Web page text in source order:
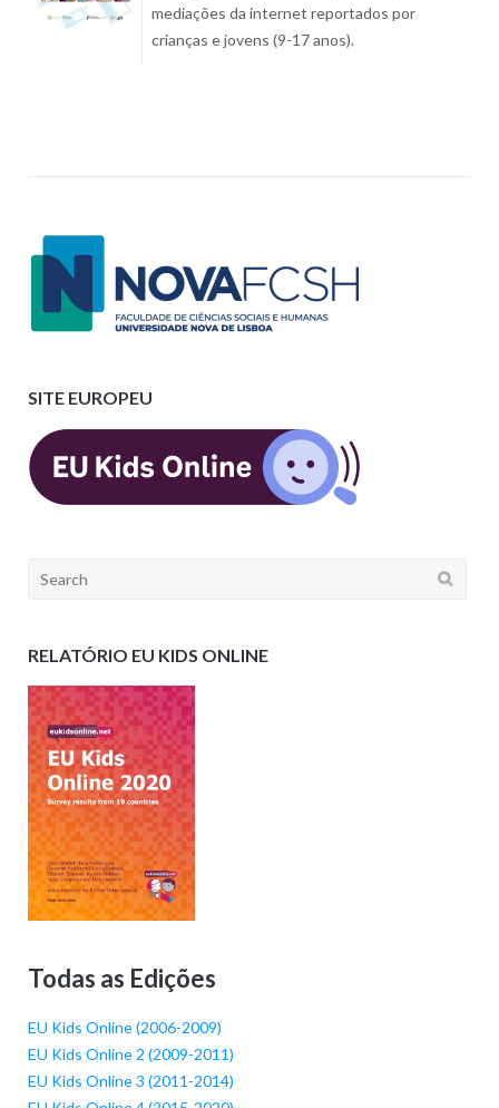
mediações da internet reportados por
crianças e jovens (9-17 anos).
SITE EUROPEU
Search
RELATÓRIO EU KIDS ONLINE
Todas as Edições
EU Kids Online (2006-2009)
EU Kids Online 2 (2009-2011)
EU Kids Online 3 (2011-2014)